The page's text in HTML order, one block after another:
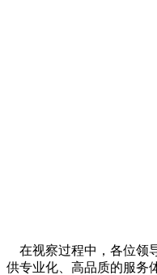
在视察过程中，各位领
供专业化、高品质的服务